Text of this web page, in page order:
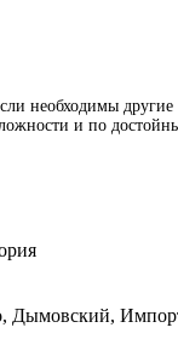
необходимы
и по
Дымовский,